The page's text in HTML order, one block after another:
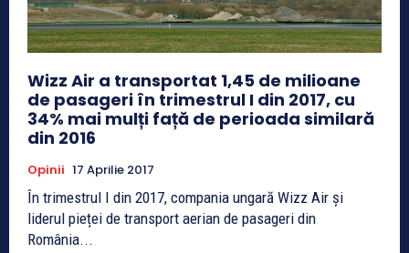
Wizz Air a transportat 1,45 de milioane
de pasageri în trimestrul I din 2017, cu
34% mai mulți față de perioada similară
din 2016
Opinii 17 Aprilie 2017
În trimestrul I din 2017, compania ungară Wizz Air și
liderul pieței de transport aerian de pasageri din
România...